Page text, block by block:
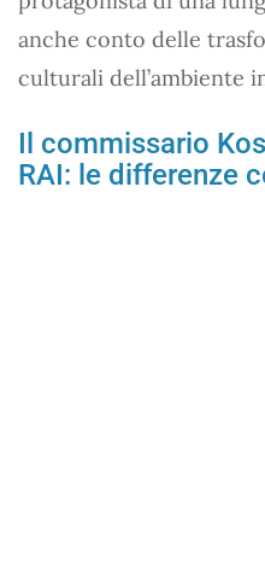
anche conto delle
culturali dell’ambiente
Il commissario
RAI: le differenze